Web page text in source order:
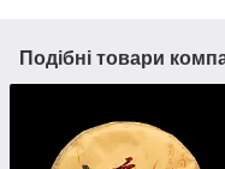
Подібні товари